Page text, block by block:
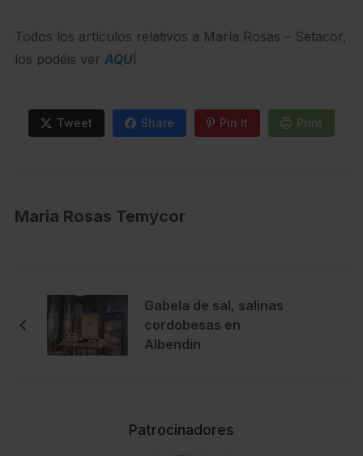
Todos los artículos relativos a María Rosas – Setacor,
los podéis ver AQUÍ
Tweet Share Pin It Print
Maria Rosas Temycor
Gabela de sal, salinas
cordobesas en
Albendin
Patrocinadores